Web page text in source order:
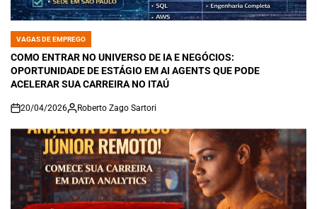
POSTED
IN
VAGAS DE EMPREGO
COMO ENTRAR NO UNIVERSO DE IA E NEGÓCIOS:
OPORTUNIDADE DE ESTÁGIO EM AI AGENTS QUE PODE
ACELERAR SUA CARREIRA NO ITAÚ
on
20/04/2026 Roberto Zago Sartori